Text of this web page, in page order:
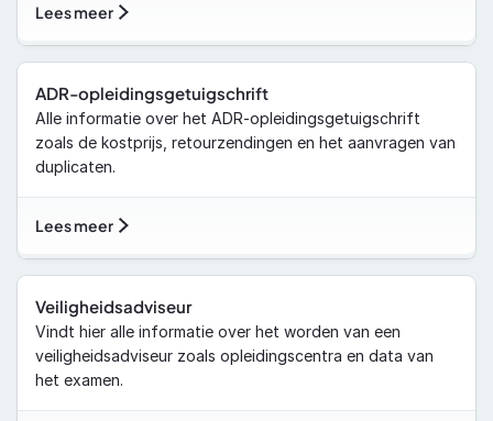
Lees meer
ADR-opleidingsgetuigschrift
Alle informatie over het ADR-opleidingsgetuigschrift
zoals de kostprijs, retourzendingen en het aanvragen van
duplicaten.
Lees meer
Veiligheidsadviseur
Vindt hier alle informatie over het worden van een
veiligheidsadviseur zoals opleidingscentra en data van
het examen.